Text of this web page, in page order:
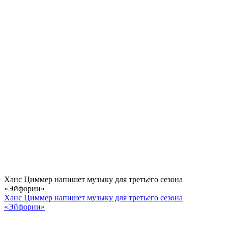
Ханс Циммер напишет музыку для третьего сезона
«Эйфории»
Ханс Циммер напишет музыку для третьего сезона
«Эйфории»